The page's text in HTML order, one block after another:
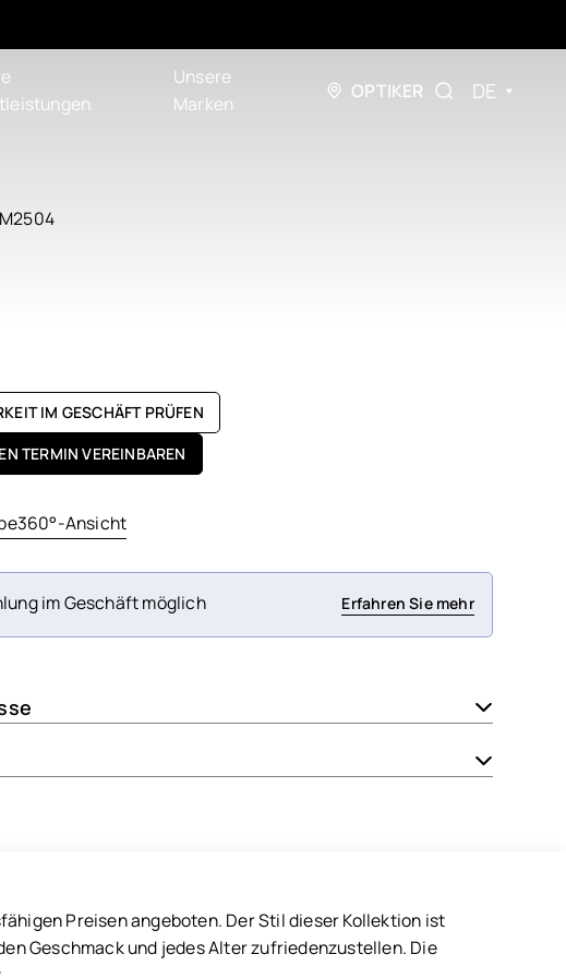
Unsere
Marken
OPTIKER DE
IM GESCHÄFT PRÜFEN
TERMIN VEREINBAREN
360°-Ansicht
im Geschäft möglich Erfahren Sie mehr
Preisen angeboten. Der Stil dieser Kollektion ist
Geschmack und jedes Alter zufriedenzustellen. Die